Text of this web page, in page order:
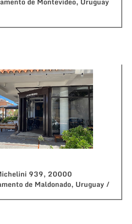
939, 20000
de Maldonado, Uruguay /